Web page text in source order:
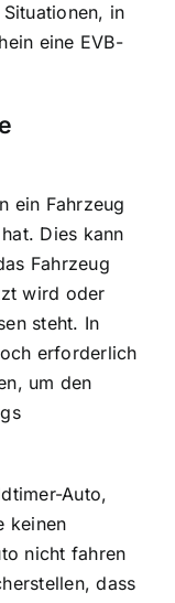
in
eine EVB-
ein Fahrzeug
Dies kann
Fahrzeug
wird oder
steht. In
erforderlich
um den
Auto,
keinen
nicht fahren
dass